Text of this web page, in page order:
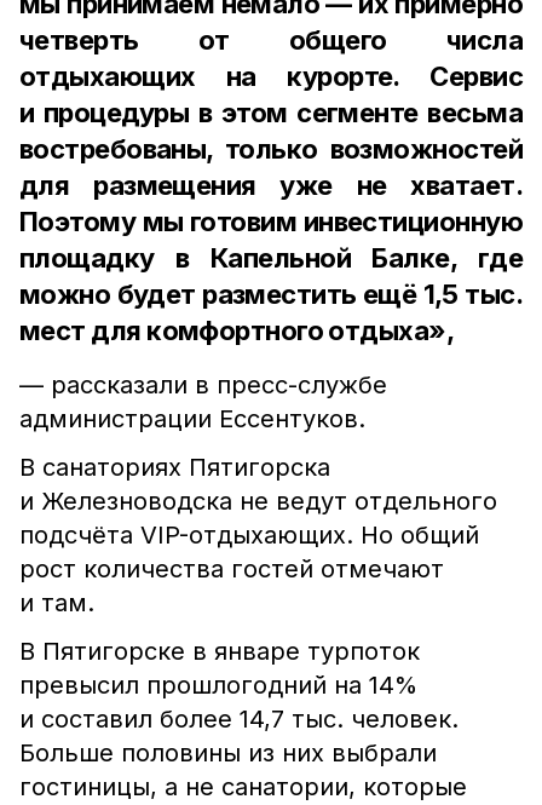
четверть от общего числа
отдыхающих на курорте. Сервис
и процедуры в этом сегменте весьма
востребованы, только возможностей
для размещения уже не хватает.
Поэтому мы готовим инвестиционную
площадку в Капельной Балке, где
можно будет разместить ещё 1,5 тыс.
мест для комфортного отдыха»,
— рассказали в пресс-службе
администрации Ессентуков.
В санаториях Пятигорска
и Железноводска не ведут отдельного
подсчёта VIP-отдыхающих. Но общий
рост количества гостей отмечают
и там.
В Пятигорске в январе турпоток
превысил прошлогодний на 14%
и составил более 14,7 тыс. человек.
Больше половины из них выбрали
гостиницы, а не санатории, которые